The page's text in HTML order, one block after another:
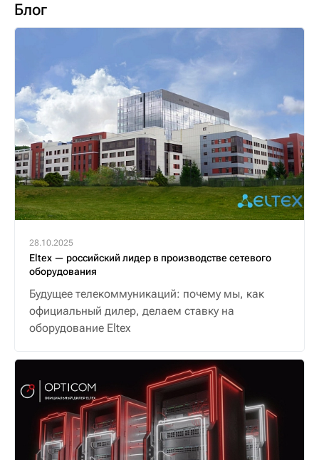
Блог
28.10.2025
Eltex — российский лидер в производстве сетевого
оборудования
Будущее телекоммуникаций: почему мы, как
официальный дилер, делаем ставку на
оборудование Eltex